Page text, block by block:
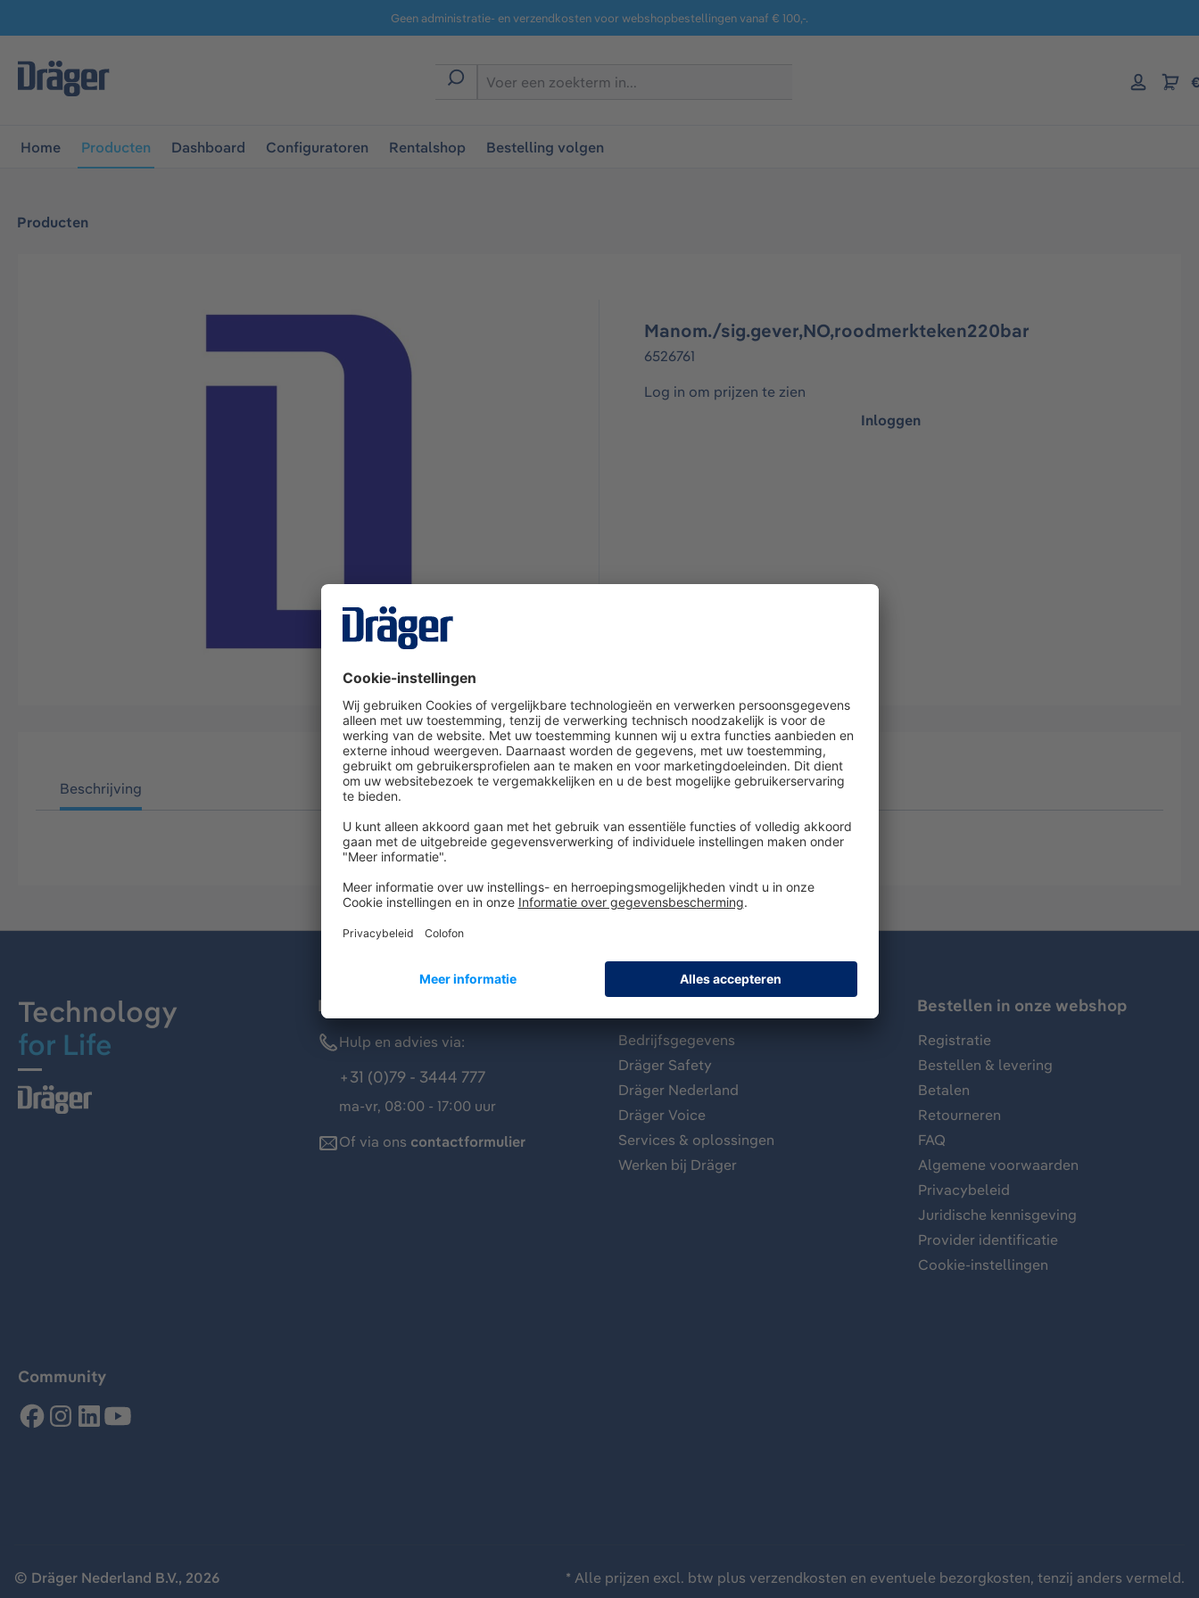
Ga naar navigatie B2B-platformGeen administratie- en verzendkosten voor webshopbestellingen vanaf € 100,-.
Home Producten Dashboard Configuratoren Rentalshop Bestelling volgen
Producten
Manom./sig.gever,NO,roodmerkteken220bar
6526761
Log in om prijzen te zien
Inloggen
Beschrijving
Technology
for Life
Dräger klantenservice
Hulp en advies via:
+31 (0)79 - 3444 777
ma-vr, 08:00 - 17:00 uur
Of via ons contactformulier
Bedrijfsgegevens
Dräger Safety
Dräger Nederland
Dräger Voice
Services & oplossingen
Werken bij Dräger
Bestellen in onze webshop
Registratie
Bestellen & levering
Betalen
Retourneren
FAQ
Algemene voorwaarden
Privacybeleid
Juridische kennisgeving
Provider identificatie
Cookie-instellingen
Community
© Dräger Nederland B.V., 2026 * Alle prijzen excl. btw plus verzendkosten en eventuele bezorgkosten, tenzij anders vermeld.